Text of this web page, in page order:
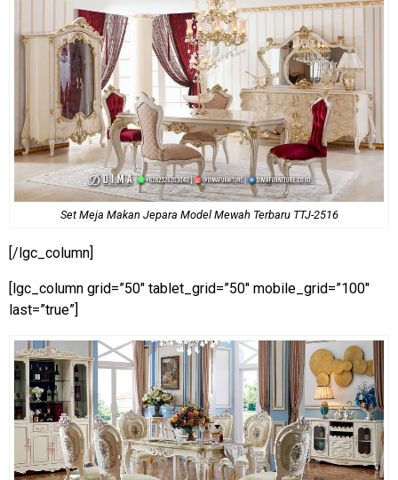
Set Meja Makan Jepara Model Mewah Terbaru TTJ-2516
[/lgc_column]
[lgc_column grid=”50″ tablet_grid=”50″ mobile_grid=”100″
last=”true”]